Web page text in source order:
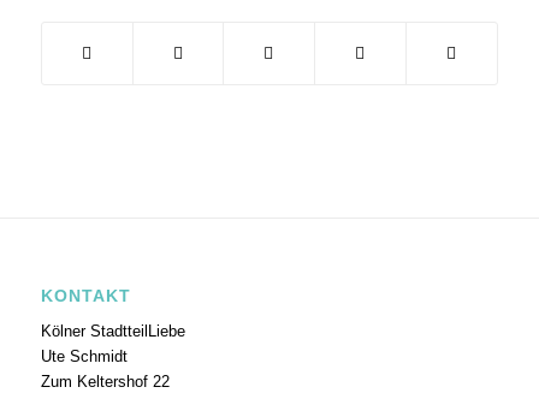
KONTAKT
Kölner StadtteilLiebe
Ute Schmidt
Zum Keltershof 22